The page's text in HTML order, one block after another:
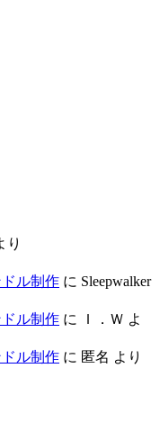
り
ル制作 に Sleepwalker
ル制作 に Ｉ．Ｗ よ
ル制作 に 匿名 より